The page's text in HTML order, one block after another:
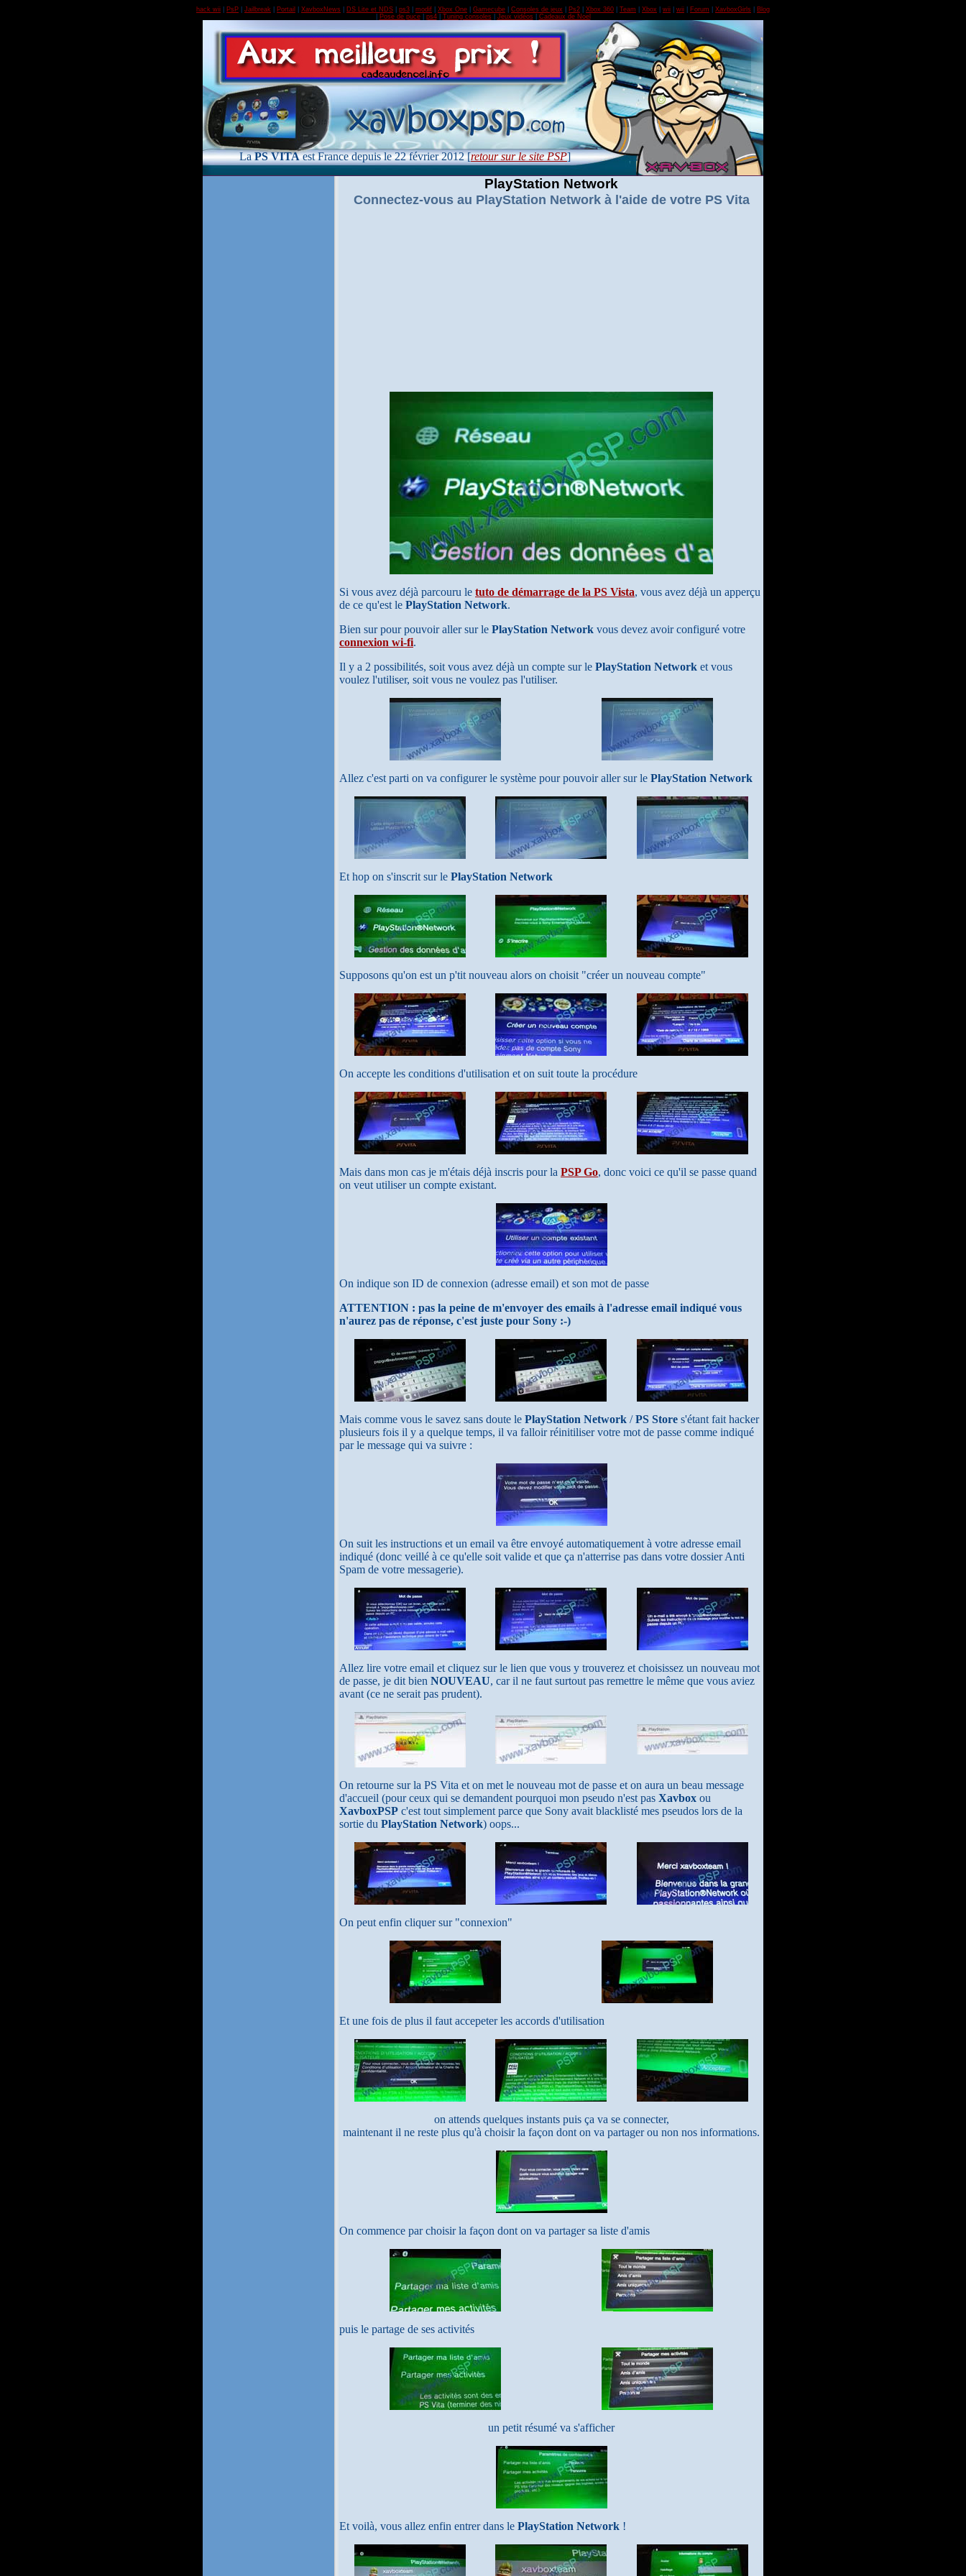
hack wii PsP Jailbreak Portail XavboxNews DS Lite et NDS ps3 modif Xbox One Gamecube Consoles de jeux Ps2 Xbox 360 Team Xbox wii wii Forum XavboxGirls
Blog
Pose de puce| ps4| Tuning consoles Jeux vidéos Cadeaux de Noel
LaPS VITAest France depuis le 22 février 2012 [retour sur le site PSP]
PlayStation Network
Connectez-vous au PlayStation Network à l'aide de votre PS Vita
Si vous avez déjà parcouru le tuto de démarrage de la PS Vista, vous avez déjà un apperçu
de ce qu'est le PlayStation Network.
Bien sur pour pouvoir aller sur le PlayStation Network vous devez avoir configuré votre
connexion wi-fi.
Il y a 2 possibilités, soit vous avez déjà un compte sur le PlayStation Network et vous
voulez l'utiliser, soit vous ne voulez pas l'utiliser.
Allez c'est parti on va configurer le système pour pouvoir aller sur le PlayStation Network
Et hop on s'inscrit sur le PlayStation Network
Supposons qu'on est un p'tit nouveau alors on choisit "créer un nouveau compte"
On accepte les conditions d'utilisation et on suit toute la procédure
Mais dans mon cas je m'étais déjà inscris pour la PSP Go, donc voici ce qu'il se passe quand
on veut utiliser un compte existant.
On indique son ID de connexion (adresse email) et son mot de passe
ATTENTION : pas la peine de m'envoyer des emails à l'adresse email indiqué vous
n'aurez pas de réponse, c'est juste pour Sony :-)
Mais comme vous le savez sans doute le PlayStation Network /PS Store s'étant fait hacker
plusieurs fois il y a quelque temps, il va falloir réinitiliser votre mot de passe comme indiqué
par le message qui va suivre :
On suit les instructions et un email va être envoyé automatiquement à votre adresse email
indiqué (donc veillé à ce qu'elle soit valide et que ça n'atterrise pas dans votre dossier Anti
Spam de votre messagerie).
Allez lire votre email et cliquez sur le lien que vous y trouverez et choisissez un nouveau mot
de passe, je dit bien NOUVEAU, car il ne faut surtout pas remettre le même que vous aviez
avant (ce ne serait pas prudent).
On retourne sur la PS Vita et on met le nouveau mot de passe et on aura un beau message
d'accueil (pour ceux qui se demandent pourquoi mon pseudo n'est pas Xavbox ou
XavboxPSP c'est tout simplement parce que Sony avait blacklisté mes pseudos lors de la
sortie du PlayStation Network) oops...
On peut enfin cliquer sur "connexion"
Et une fois de plus il faut accepeter les accords d'utilisation
on attends quelques instants puis ça va se connecter,
maintenant il ne reste plus qu'à choisir la façon dont on va partager ou non nos informations.
On commence par choisir la façon dont on va partager sa liste d'amis
puis le partage de ses activités
un petit résumé va s'afficher
Et voilà, vous allez enfin entrer dans le PlayStation Network !